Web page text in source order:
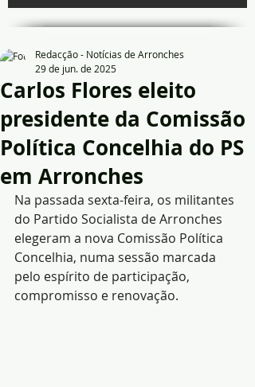
Carlos Flores eleito
presidente da Comissão
Política Concelhia do PS
em Arronches
Redacção - Notícias de Arronches
29 de jun. de 2025
Na passada sexta-feira, os militantes
do Partido Socialista de Arronches
elegeram a nova Comissão Política
Concelhia, numa sessão marcada
pelo espírito de participação,
compromisso e renovação.